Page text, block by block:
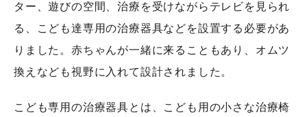
ター、遊びの空間、治療を受けながらテレビを見られ
る、こども達専用の治療器具などを設置する必要があ
りました。赤ちゃんが一緒に来ることもあり、オムツ
換えなども視野に入れて設計されました。
こども専用の治療器具とは、こども用の小さな治療椅